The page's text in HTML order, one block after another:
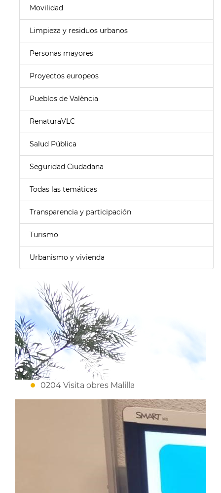
Movilidad
Limpieza y residuos urbanos
Personas mayores
Proyectos europeos
Pueblos de València
RenaturaVLC
Salud Pública
Seguridad Ciudadana
Todas las temáticas
Transparencia y participación
Turismo
Urbanismo y vivienda
0204 Visita obres Malilla